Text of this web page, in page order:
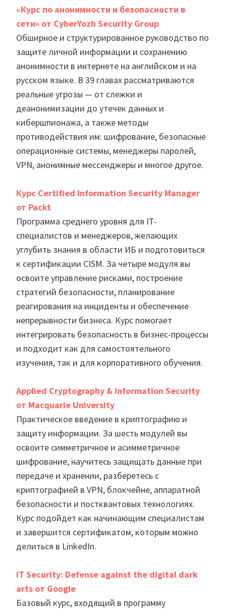
«Курс по анонимности и безопасности в
сети» от CyberYozh Security Group
Обширное и структурированное руководство по
защите личной информации и сохранению
анонимности в интернете на английском и на
русском языке. В 39 главах рассматриваются
реальные угрозы — от слежки и
деанонимизации до утечек данных и
кибершпионажа, а также методы
противодействия им: шифрование, безопасные
операционные системы, менеджеры паролей,
VPN, анонимные мессенджеры и многое другое.
Курс Certified Information Security Manager
от Packt
Программа среднего уровня для IT-
специалистов и менеджеров, желающих
углубить знания в области ИБ и подготовиться
к сертификации CISM. За четыре модуля вы
освоите управление рисками, построение
стратегий безопасности, планирование
реагирования на инциденты и обеспечение
непрерывности бизнеса. Курс помогает
интегрировать безопасность в бизнес-процессы
и подходит как для самостоятельного
изучения, так и для корпоративного обучения.
Applied Cryptography & Information Security
от Macquarie University
Практическое введение в криптографию и
защиту информации. За шесть модулей вы
освоите симметричное и асимметричное
шифрование, научитесь защищать данные при
передаче и хранении, разберетесь с
криптографией в VPN, блокчейне, аппаратной
безопасности и постквантовых технологиях.
Курс подойдет как начинающим специалистам
и завершится сертификатом, которым можно
делиться в LinkedIn.
IT Security: Defense against the digital dark
arts от Google
Базовый курс, входящий в программу